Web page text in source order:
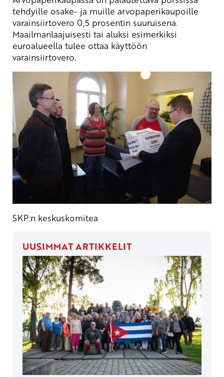
tehdyille osake- ja muille arvopaperikaupoille
varainsiirtovero 0,5 prosentin suuruisena.
Maailmanlaajuisesti tai aluksi esimerkiksi
euroalueella tulee ottaa käyttöön
varainsiirtovero.
SKP:n keskuskomitea
UUSIMMAT ARTIKKELIT